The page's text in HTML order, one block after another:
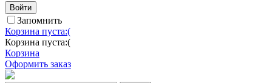
Войти
Запомнить
Корзина пуста:(
Корзина пуста:(
Корзина
Оформить заказ